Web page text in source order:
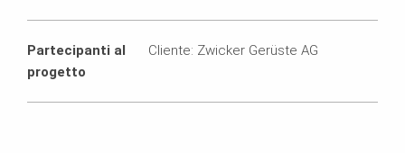
Partecipanti al
progetto
Cliente: Zwicker Gerüste AG